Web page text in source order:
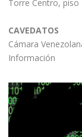
Torre Centro, piso
CAVEDATOS
Cámara
Información